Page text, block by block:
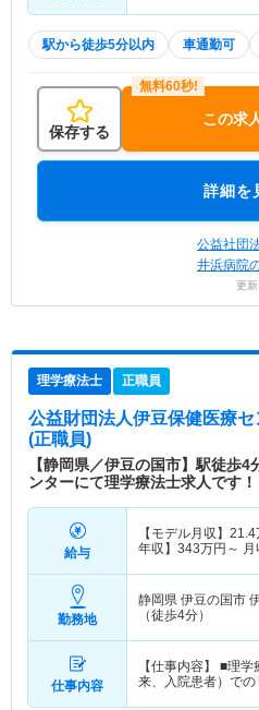
駅から徒歩5分以内 車通勤可
保存する
この求
詳細を
公益社団
井浜病院
更
理学療法士 正職員
公益財団法人伊豆保健医療セ
(正職員)
【静岡県／伊豆の国市】駅徒歩
ンターにて理学療法士求人です！
給与
【モデル月収】 21.4
年収】 343万円～
勤務地
静岡県 伊豆の国市
（徒歩4分）
仕事内容
【仕事内容】 ■理
来、入院患者）で